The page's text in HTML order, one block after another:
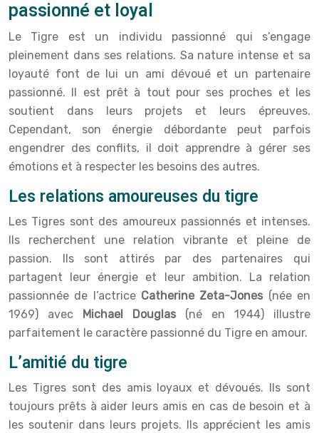
passionné et loyal
Le Tigre est un individu passionné qui s’engage
pleinement dans ses relations. Sa nature intense et sa
loyauté font de lui un ami dévoué et un partenaire
passionné. Il est prêt à tout pour ses proches et les
soutient dans leurs projets et leurs épreuves.
Cependant, son énergie débordante peut parfois
engendrer des conflits, il doit apprendre à gérer ses
émotions et à respecter les besoins des autres.
Les relations amoureuses du tigre
Les Tigres sont des amoureux passionnés et intenses.
Ils recherchent une relation vibrante et pleine de
passion. Ils sont attirés par des partenaires qui
partagent leur énergie et leur ambition. La relation
passionnée de l’actrice Catherine Zeta-Jones (née en
1969) avec Michael Douglas (né en 1944) illustre
parfaitement le caractère passionné du Tigre en amour.
L’amitié du tigre
Les Tigres sont des amis loyaux et dévoués. Ils sont
toujours prêts à aider leurs amis en cas de besoin et à
les soutenir dans leurs projets. Ils apprécient les amis